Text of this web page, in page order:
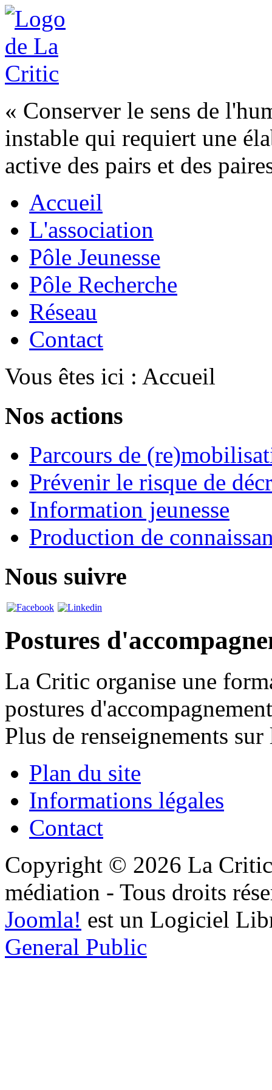
« Conserver le sens de
instable qui requiert une
active des pairs et des
Accueil
L'association
Pôle Jeunesse
Pôle Recherche
Réseau
Contact
Vous êtes ici : Accueil
Nos actions
Parcours de
Prévenir le risque de
Information jeunesse
Production de
Nous suivre
Postures
La Critic organise une
postures
Plus de renseignements
Plan du site
Informations légales
Contact
Copyright © 2026 La
médiation - Tous droits
Joomla! est un Logiciel
General Public